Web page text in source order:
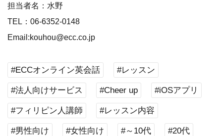
担当者名：水野
TEL：06-6352-0148
Email:kouhou@ecc.co.jp
#ECCオンライン英会話 #レッスン
#法人向けサービス #Cheer up #iOSアプリ
#フィリピン人講師 #レッスン内容
#男性向け #女性向け #～10代 #20代